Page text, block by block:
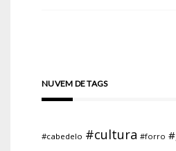
NUVEM DE TAGS
#cabedelo #cultura #forro